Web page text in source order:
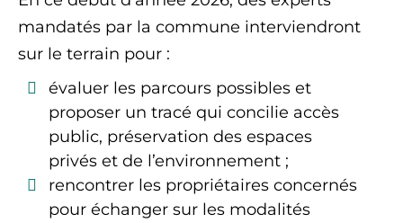
mandatés par la commune interviendront
sur le terrain pour :
évaluer les parcours possibles et
proposer un tracé qui concilie accès
public, préservation des espaces
privés et de l’environnement ;
rencontrer les propriétaires concernés
pour échanger sur les modalités